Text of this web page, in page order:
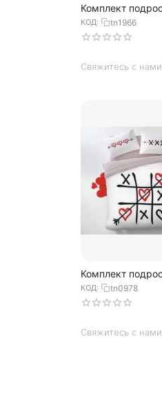
Комплект
постельного
из ранфорса
цвета, 20...
КОД: tn1966
Свяжитесь с
Комплект
постельного
двуспальный из
бело-кр...
КОД: tn0978
Свяжитесь с